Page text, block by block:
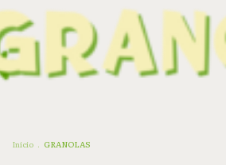
Inicio . GRANOLAS